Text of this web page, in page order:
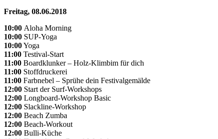
Freitag, 08.06.2018
10:00 Aloha Morning
10:00 SUP-Yoga
10:00Yoga
11:00 Testival-Start
11:00 Boardklunker – Holz-Klimbim für dich
11:00 Stoffdruckerei
11:00 Farbnebel – Sprühe dein Festivalgemälde
12:00 Start der Surf-Workshops
12:00 Longboard-Workshop Basic
12:00 Slackline-Workshop
12:00 Beach Zumba
12:00 Beach-Workout
12:00 Bulli-Küche